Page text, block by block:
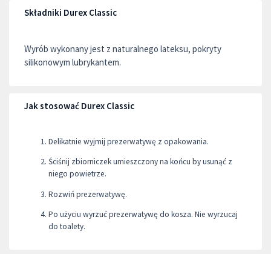
Składniki Durex Classic
Wyrób wykonany jest z naturalnego lateksu, pokryty
silikonowym lubrykantem.
Jak stosować Durex Classic
Delikatnie wyjmij prezerwatywę z opakowania.
Ściśnij zbiorniczek umieszczony na końcu by usunąć z
niego powietrze.
Rozwiń prezerwatywę.
Po użyciu wyrzuć prezerwatywę do kosza. Nie wyrzucaj
do toalety.